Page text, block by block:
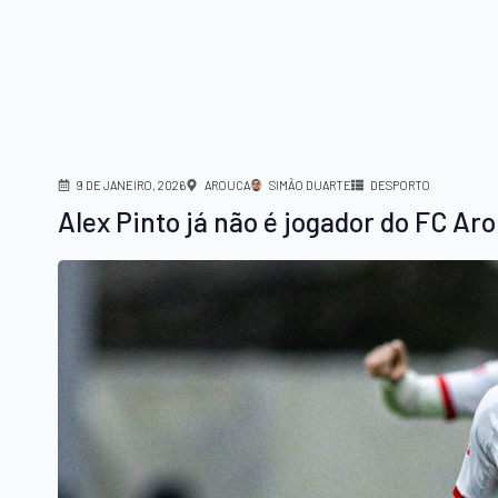
9 DE JANEIRO, 2026 AROUCA SIMÃO DUARTE DESPORTO
Alex Pinto já não é jogador do FC